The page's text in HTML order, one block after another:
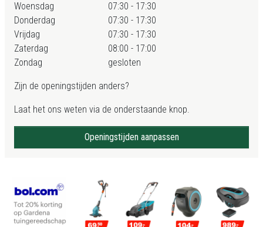
Woensdag
07:30 - 17:30
Donderdag
07:30 - 17:30
Vrijdag
07:30 - 17:30
Zaterdag
08:00 - 17:00
Zondag
gesloten
Zijn de openingstijden anders?
Laat het ons weten via de onderstaande knop.
Openingstijden aanpassen